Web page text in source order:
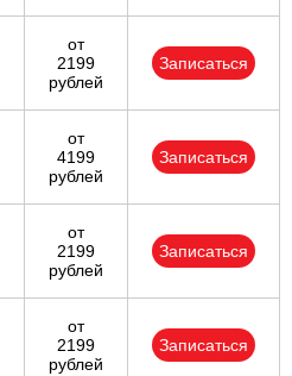
от
2199
рублей
Записаться
от
4199
рублей
Записаться
от
2199
рублей
Записаться
от
2199
рублей
Записаться